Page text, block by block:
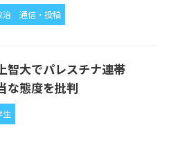
治 通信・投稿
智大でパレスチナ連帯
な態度を批判
生